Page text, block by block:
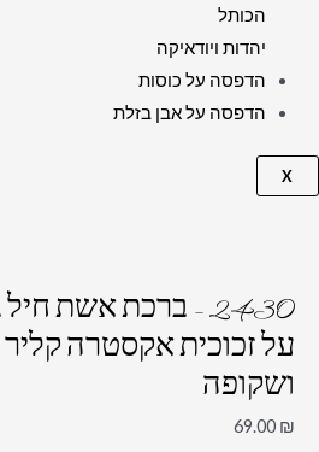
הכותל
יהדות ויודאיקה
הדפסה על כוסות
הדפסה על אבן בזלת
X
2430 – ברכת אשת
על זכוכית אקסטרה
ושקופה
69.00 ₪